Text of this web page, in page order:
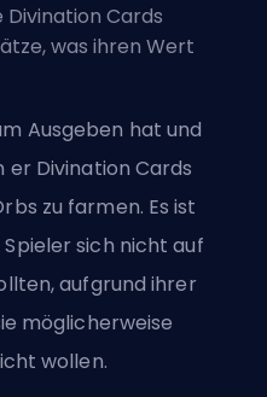
Divination Cards
was ihren Wert
Ausgeben hat und
er Divination Cards
zu farmen. Es ist
sich nicht auf
aufgrund ihrer
möglicherweise
wollen.